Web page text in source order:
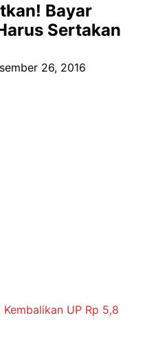
Bayar
Sertakan
26, 2016
UP Rp 5,8